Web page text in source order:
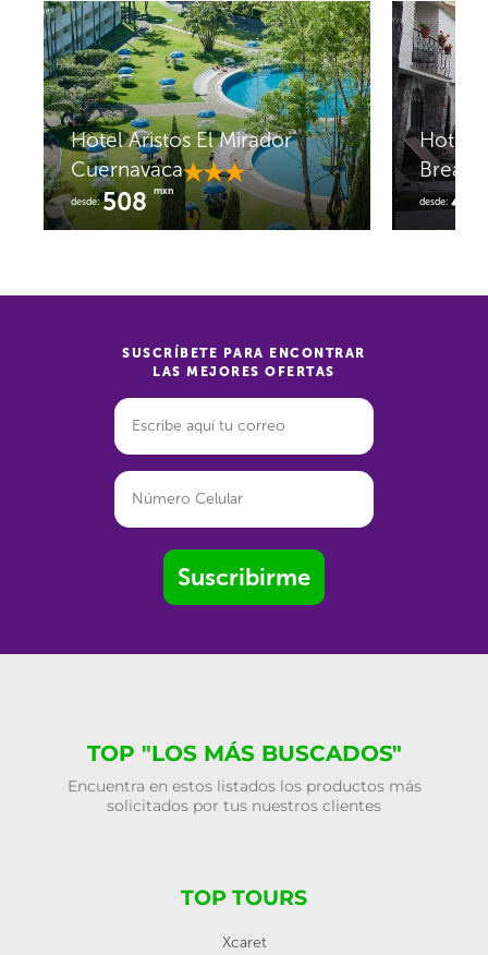
Hotel Aristos El Mirador
Cuernavaca
desde:508mxn
Hotel
desde:
SUSCRÍBETE PARA ENCONTRAR
LAS MEJORES OFERTAS
Suscribirme
TOP "LOS MÁS BUSCADOS"
Encuentra en estos listados los productos más
solicitados por tus nuestros clientes
TOP TOURS
Xcaret